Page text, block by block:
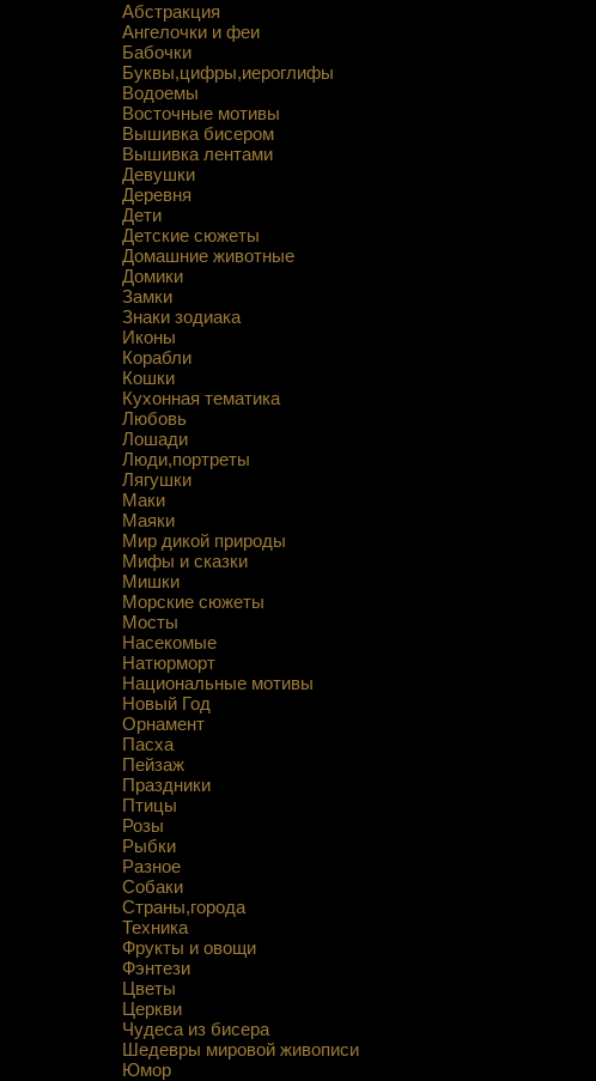
Абстракция
Ангелочки и феи
Бабочки
Буквы,цифры,иероглифы
Водоемы
Восточные мотивы
Вышивка бисером
Вышивка лентами
Девушки
Деревня
Дети
Детские сюжеты
Домашние животные
Домики
Замки
Знаки зодиака
Иконы
Корабли
Кошки
Кухонная тематика
Любовь
Лошади
Люди,портреты
Лягушки
Маки
Маяки
Мир дикой природы
Мифы и сказки
Мишки
Морские сюжеты
Мосты
Насекомые
Натюрморт
Национальные мотивы
Новый Год
Орнамент
Пасха
Пейзаж
Праздники
Птицы
Розы
Рыбки
Разное
Собаки
Страны,города
Техника
Фрукты и овощи
Фэнтези
Цветы
Церкви
Чудеса из бисера
Шедевры мировой живописи
Юмор